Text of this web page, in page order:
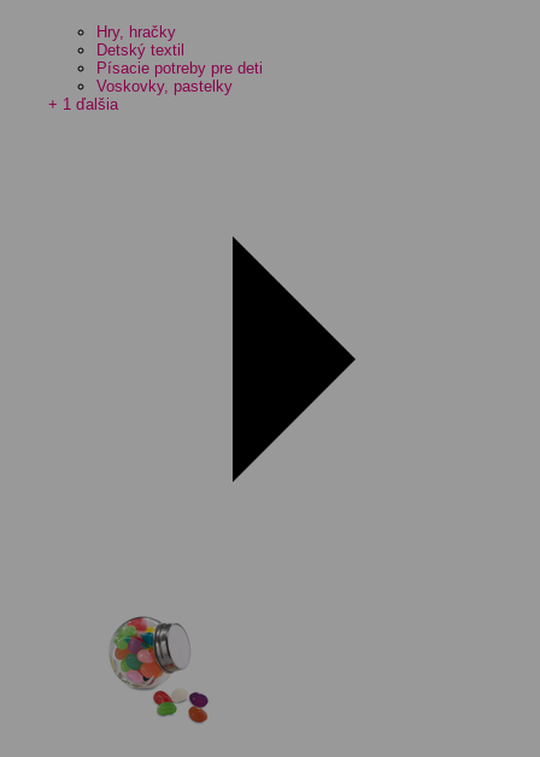
Hry, hračky
Detský textil
Písacie potreby pre deti
Voskovky, pastelky
+ 1 ďalšia